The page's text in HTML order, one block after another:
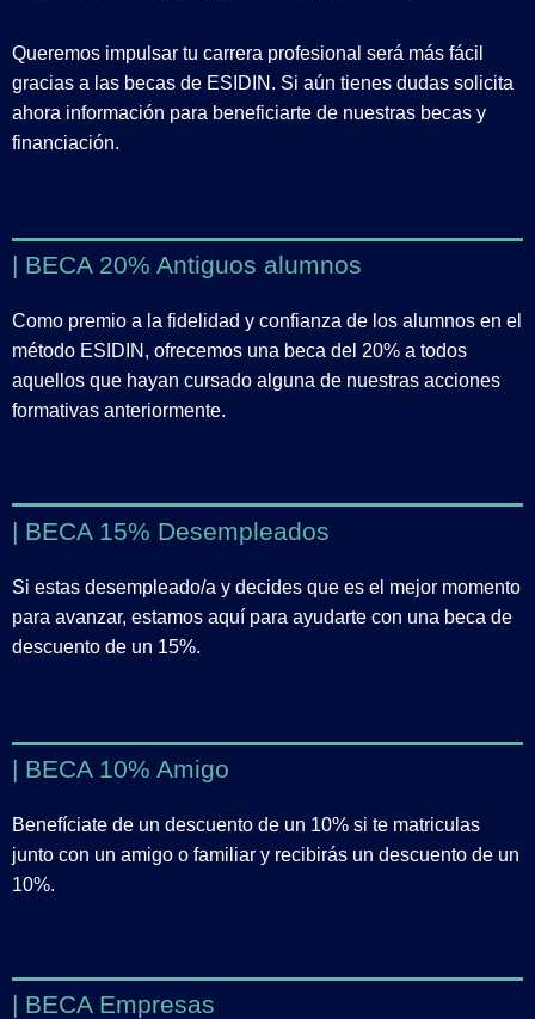
Queremos impulsar tu carrera profesional será más fácil
gracias a las becas de ESIDIN. Si aún tienes dudas solicita
ahora información para beneficiarte de nuestras becas y
financiación.
| BECA 20% Antiguos alumnos
Como premio a la fidelidad y confianza de los alumnos en el
método ESIDIN, ofrecemos una beca del 20% a todos
aquellos que hayan cursado alguna de nuestras acciones
formativas anteriormente.
| BECA 15% Desempleados
Si estas desempleado/a y decides que es el mejor momento
para avanzar, estamos aquí para ayudarte con una beca de
descuento de un 15%.
| BECA 10% Amigo
Benefíciate de un descuento de un 10% si te matriculas
junto con un amigo o familiar y recibirás un descuento de un
10%.
| BECA Empresas